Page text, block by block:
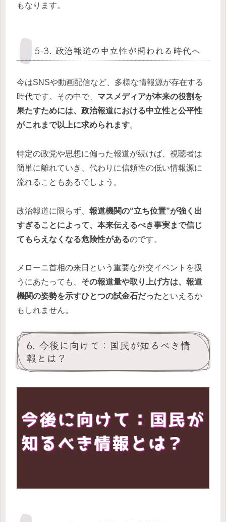
もなります。
5-3. 政治報道の中立性が問われる時代へ
今はSNSや動画配信など、多様な情報源が存在する
時代です。その中で、 マスメディアが本来の役割を
果たすためには、政治報道における中立性と公平性
がこれまで以上に求められます。
特定の政党や思想に偏った報道が続けば、視聴者は
簡単に離れていき、代わりに信頼性の低い情報源に
流れることもあるでしょう。
政治報道に限らず、 報道機関の“立ち位置”が強く出
すぎることによって、本来伝えるべき事実まで信じ
てもらえなくなる危険性があるのです。
メローニ首相の来日という重要な外交イベントを扱
うにあたっても、 その報道量や取り上げ方は、報道
機関の姿勢を示すひとつの試金石だったといえるか
もしれません。
6. 今後に向けて：国民が知るべき情
報とは？